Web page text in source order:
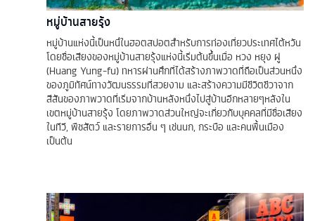
หมู่บ้านสายรุ้ง
หมู่บ้านแห่งนี้เป็นหนึ่ในฮอตสปอตสำหรับการท่องเที่ยวประเทศไต้หวัน
โดยชื่อเสียงของหมู่บ้านสายรุ้งแห่งนี้เริ่มต้นขึ้นเมื่อ หวง หยุง ฝู
(Huang Yung-fu) ทหารผ่านศึกที่ได้สร้างภาพวาดที่ถือเป็นส่วนหนึ่ง
ของภูมิทัศน์ทางวัฒนธรรมที่สวยงาม และสร้างความมีชีวิตชีวาจาก
สีสันของภาพวาดที่เริ่มจากบ้านหลังหนึ่งไปสู่บ้านอีกหลายๆหลังใน
เขตหมู่บ้านสายรุ้ง โดยภาพวาดส่วนใหญ่จะเกี่ยวกับบุคคลที่มีชื่อเสียง
ในทีวี, พืชสัตว์ และรายการอื่น ๆ เช่นนก, กระบือ และคนพื้นเมือง
เป็นต้น